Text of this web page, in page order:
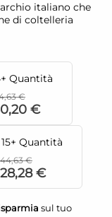
italiano che
di coltelleria
Quantità
€
€
15+ Quantità
44,63 €
28,28 €
sul tuo